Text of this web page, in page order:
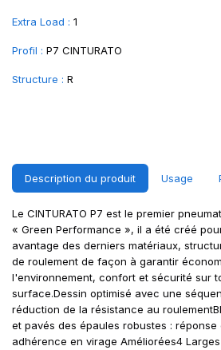
Extra Load : 1
Profil : P7 CINTURATO
Structure : R
Description du produit Usage
Le CINTURATO P7 est le premier
« Green Performance », il a été créé
avantage des derniers matériaux,
de roulement de façon à garantir
l'environnement, confort et sécurité sur
surface.Dessin optimisé avec une
réduction de la résistance au
et pavés des épaules robustes :
adhérence en virage Améliorées4